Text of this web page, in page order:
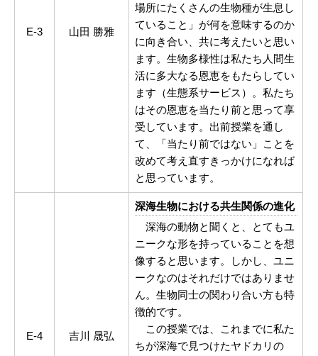
E-3 山田 勝雅
場所にたくさんの生物種が生息し
ていること」が何を意味するのか
に向き合い、共に考えたいと思い
ます。生物多様性は私たち人間生
活に多大なる恩恵をもたらしてい
ます（生態系サービス）。私たち
はその恩恵を当たり前と思って享
受しています。出前授業を通し
て、「当たり前ではない」ことを
改めて考え直すきっかけになれば
と思っています。
E-4 吉川 晟弘
深海生物における共生関係の進化
深海の動物と聞くと、とてもユ
ニークな形を持っていることを想
像すると思います。しかし、ユニ
ークなのはそれだけではありませ
ん。生物同士の関わり合い方も特
徴的です。
この授業では、これまでに私た
ちが深海で見つけたヤドカリの